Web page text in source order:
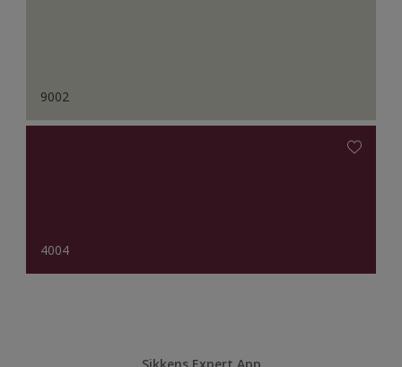
9002
4004
Sikkens Expert App